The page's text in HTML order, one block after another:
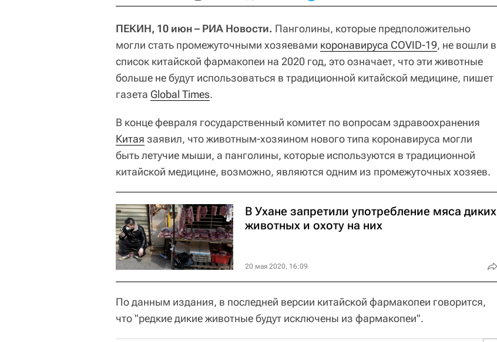
ПЕКИН, 10 июн – РИА Новости. Панголины, которые предположительно
могли стать промежуточными хозяевами коронавируса COVID-19, не вошли в
список китайской фармакопеи на 2020 год, это означает, что эти животные
больше не будут использоваться в традиционной китайской медицине, пишет
газета Global Times.
В конце февраля государственный комитет по вопросам здравоохранения
Китая заявил, что животным-хозяином нового типа коронавируса могли
быть летучие мыши, а панголины, которые используются в традиционной
китайской медицине, возможно, являются одним из промежуточных хозяев.
В Ухане запретили употребление мяса диких
животных и охоту на них
20 мая 2020, 16:09
По данным издания, в последней версии китайской фармакопеи говорится,
что "редкие дикие животные будут исключены из фармакопеи".